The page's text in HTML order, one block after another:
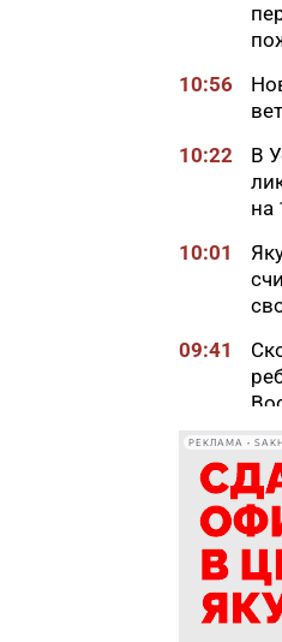
10:56
10:22
В
на
10:01
09:41
09:20
В
09:00
На
РЕКЛАМА •